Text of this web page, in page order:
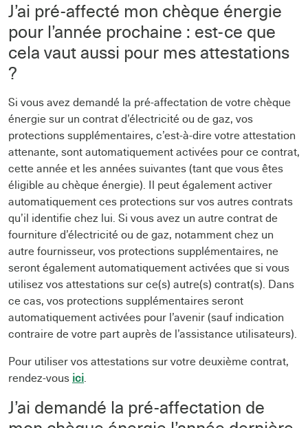
J’ai pré-affecté mon chèque énergie
pour l’année prochaine : est-ce que
cela vaut aussi pour mes attestations
?
Si vous avez demandé la pré-affectation de votre chèque
énergie sur un contrat d’électricité ou de gaz, vos
protections supplémentaires, c’est-à-dire votre attestation
attenante, sont automatiquement activées pour ce contrat,
cette année et les années suivantes (tant que vous êtes
éligible au chèque énergie). Il peut également activer
automatiquement ces protections sur vos autres contrats
qu’il identifie chez lui. Si vous avez un autre contrat de
fourniture d’électricité ou de gaz, notamment chez un
autre fournisseur, vos protections supplémentaires, ne
seront également automatiquement activées que si vous
utilisez vos attestations sur ce(s) autre(s) contrat(s). Dans
ce cas, vos protections supplémentaires seront
automatiquement activées pour l’avenir (sauf indication
contraire de votre part auprès de l’assistance utilisateurs).
Pour utiliser vos attestations sur votre deuxième contrat,
rendez-vous ici.
J’ai demandé la pré-affectation de